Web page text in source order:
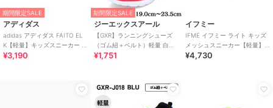
期間限定SALE
アディダス
adidas アディダス FAITO EL
K【軽量】キッズスニーカー 運
動会 子供靴 ストラップ
¥3,190
期間限定SALE
ジーエックスアール
【GXR】ランニングシューズ
（ゴム紐＋ベルト）軽量 白底
【19.0cm～23.5cm】
¥1,751
イフミー
IFME イフミー ライト キッズ
メッシュスニーカー【軽量】
子供靴 ストラップシューズ 1
¥4,730